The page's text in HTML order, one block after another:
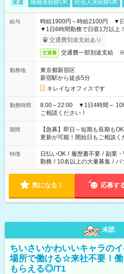
派遣 職種未経験OK 社会人未経験OK
給与
時給1900円～時給2100円 ▼
▼1日6時間勤務で日収1万以上！
交通費別途支給あり
交通費 交通費一部別途支給 ※
勤務地
東京都新宿区
新宿駅から徒歩5分
キレイなオフィスです
勤務時間
8:00～22:00 ▼1日4時間～ 10
ご相談ください！
期間
【急募】即日～短期も長期も
更新が可能！開始日もご相談く
特徴 日払いOK / 履歴書不要 / 副業
勤務 / 10名以上の大量募集 / パ
気になる！ 応募す
未読
ちいさいかわいいキャラの
場所で働ける☆来社不要！
もらえる◎/T1